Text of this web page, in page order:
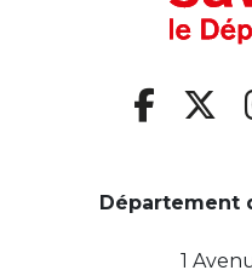
Département
1